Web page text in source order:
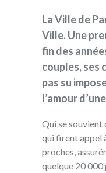
La Ville de
Ville. Une
fin des
couples, ses
pas su
l’amour
Qui se souvient
qui firent appel
proches,
quelque 20 000